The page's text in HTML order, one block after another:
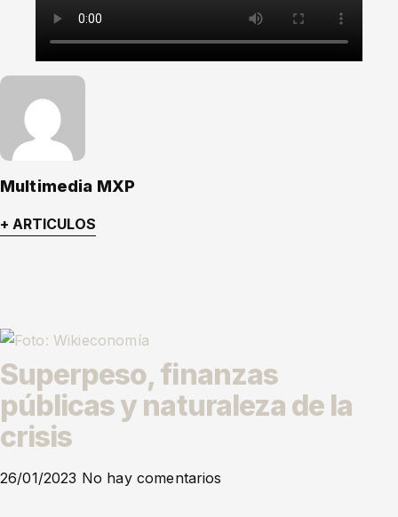
Multimedia MXP
+ ARTICULOS
Superpeso, finanzas
públicas y naturaleza de la
crisis
26/01/2023 No hay comentarios